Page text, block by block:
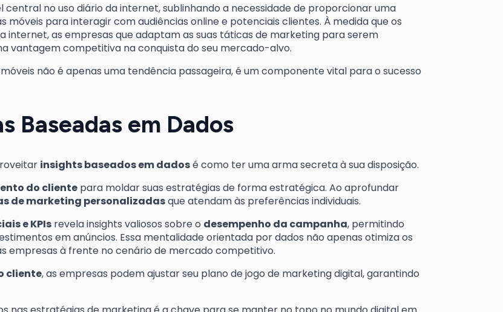
no uso diário da internet, sublinhando a necessidade de proporcionar uma
para interagir com audiências online e potenciais clientes. À medida que os
internet, as empresas que adaptam as suas táticas de marketing para serem
vantagem competitiva na conquista do seu mercado-alvo.
não é apenas uma tendência passageira, é um componente vital para o sucesso
Baseadas em Dados
insights baseados em dadosé como ter uma arma secreta à sua disposição.
do cliente para moldar suas estratégias de forma estratégica. Ao aprofundar
de marketing personalizadasque atendam às preferências individuais.
e KPIs revela insights valiosos sobre o desempenho da campanha, permitindo
em anúncios. Essa mentalidade orientada por dados não apenas otimiza os
empresas à frente no cenário de mercado competitivo.
cliente, as empresas podem ajustar seu plano de jogo de marketing digital, garantindo